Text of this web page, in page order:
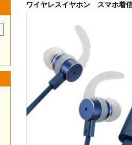
ワイヤレスイヤホン スマホ